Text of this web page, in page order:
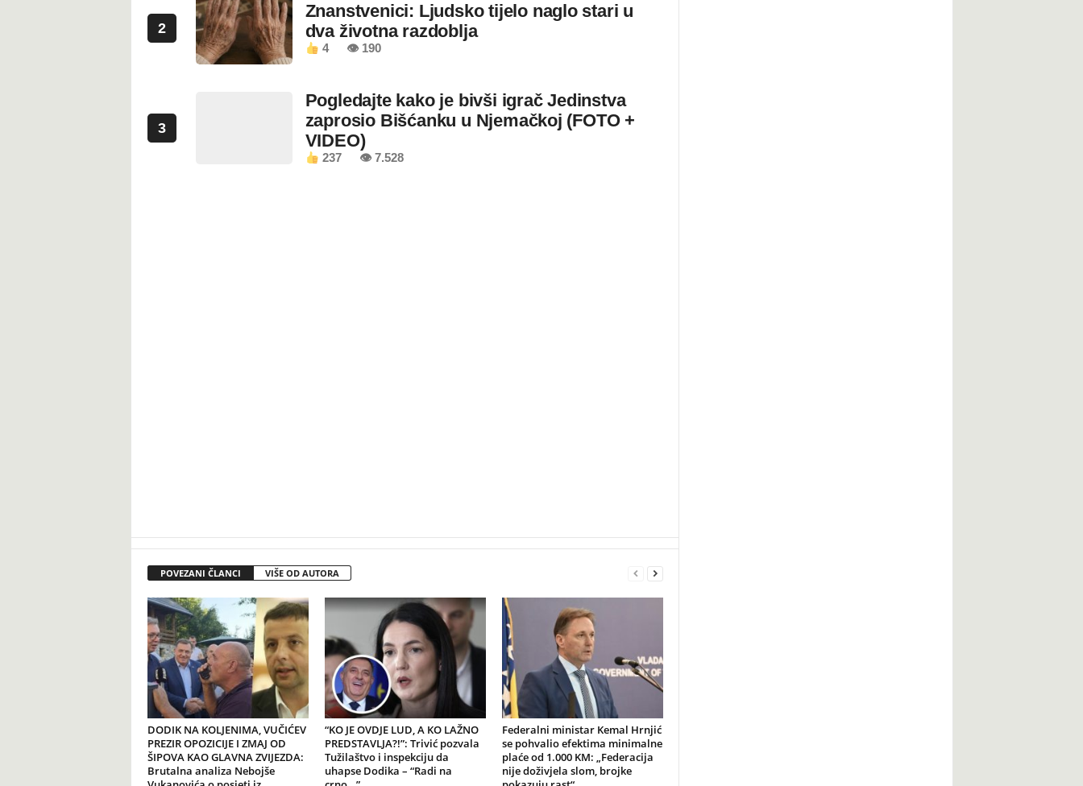
2
Znanstvenici: Ljudsko tijelo naglo stari u
dva životna razdoblja
4 👁 190
3
Pogledajte kako je bivši igrač Jedinstva
zaprosio Bišćanku u Njemačkoj (FOTO +
VIDEO)
237 👁 7.528
POVEZANI ČLANCI VIŠE OD AUTORA
DODIK NA KOLJENIMA, VUČIĆEV
PREZIR OPOZICIJE I ZMAJ OD
ŠIPOVA KAO GLAVNA ZVIJEZDA:
Brutalna analiza Nebojše
“KO JE OVDJE LUD, A KO LAŽNO
PREDSTAVLJA?!”: Trivić pozvala
Tužilaštvo i inspekciju da
uhapse Dodika – “Radi na
Federalni ministar Kemal Hrnjić
se pohvalio efektima minimalne
plaće od 1.000 KM: „Federacija
nije doživjela slom, brojke